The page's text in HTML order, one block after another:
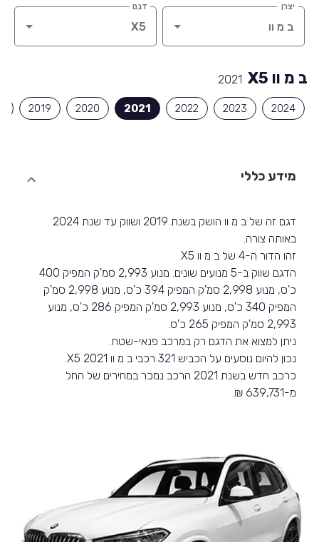
יצרן דגם
ב מ וו X5 2021
2024
2023
2022
2021
2020
2019
מידע כללי
דגם זה של ב מ וו הושק בשנת 2019 ושווק עד שנת 2024
באותה צורה.
זהו הדור ה-4 של ב מ וו X5.
הדגם שווק ב-5 מנועים שונים. מנוע 2,993 סמ'ק המפיק 400
כ'ס, מנוע 2,998 סמ'ק המפיק 394 כ'ס, מנוע 2,998 סמ'ק
המפיק 340 כ'ס, מנוע 2,993 סמ'ק המפיק 286 כ'ס, מנוע
2,993 סמ'ק המפיק 265 כ'ס.
ניתן למצוא את הדגם רק במרכב פנאי-שטח.
נכון להיום נוסעים על הכביש 321 רכבי ב מ וו X5 2021.
כרכב חדש בשנת 2021 הרכב נמכר במחירים של החל
מ-639,731 ₪.